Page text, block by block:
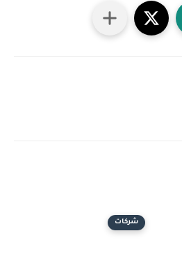
شركات